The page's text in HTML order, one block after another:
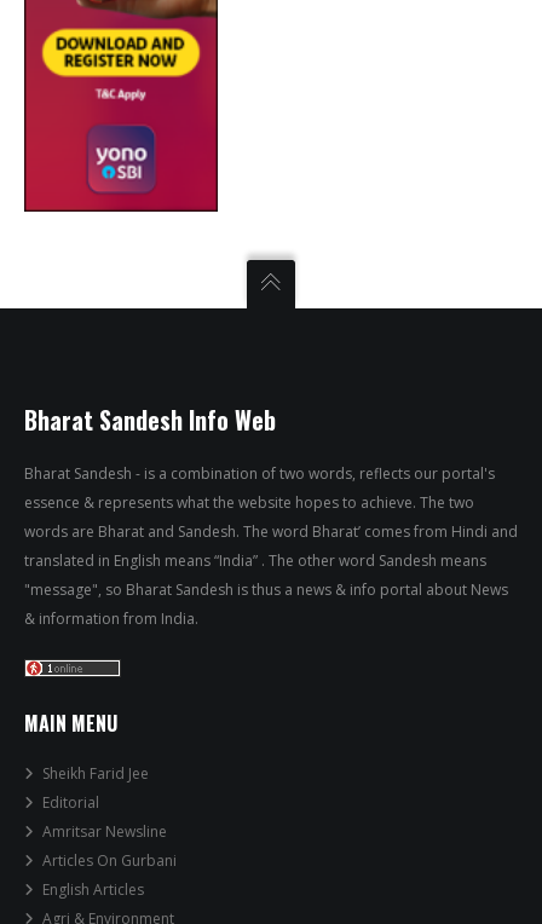
Bharat Sandesh Info Web
Bharat Sandesh - is a combination of two words, reflects our portal's
essence & represents what the website hopes to achieve. The two
words are Bharat and Sandesh. The word Bharat’ comes from Hindi and
translated in English means “India” . The other word Sandesh means
"message", so Bharat Sandesh is thus a news & info portal about News
& information from India.
MAIN MENU
Sheikh Farid Jee
Editorial
Amritsar Newsline
Articles On Gurbani
English Articles
Agri & Environment